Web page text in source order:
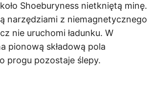
Shoeburyness nietkniętą minę.
narzędziami z niemagnetycznego
nie uruchomi ładunku. W
pionową składową pola
progu pozostaje ślepy.